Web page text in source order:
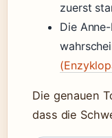
zuerst
Die
Die genauen
dass die